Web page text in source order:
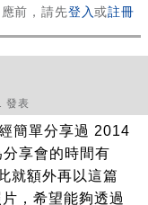
前，請先登入或註冊
發表
簡單分享過 2014
享會的時間有
就額外再以這篇
，希望能夠透過